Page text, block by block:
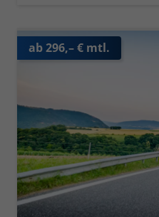
ab 296,– € mtl.